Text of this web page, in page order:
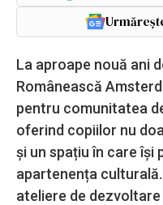
La aproape nouă ani
Românească
pentru comunitatea
oferind copiilor nu
și un spațiu în care
apartenența
ateliere de